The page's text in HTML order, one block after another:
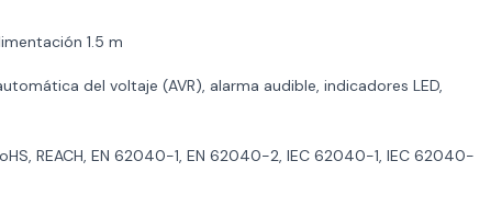
1.5 m
del voltaje (AVR), alarma audible, indicadores LED,
REACH, EN 62040-1, EN 62040-2, IEC 62040-1, IEC 62040-